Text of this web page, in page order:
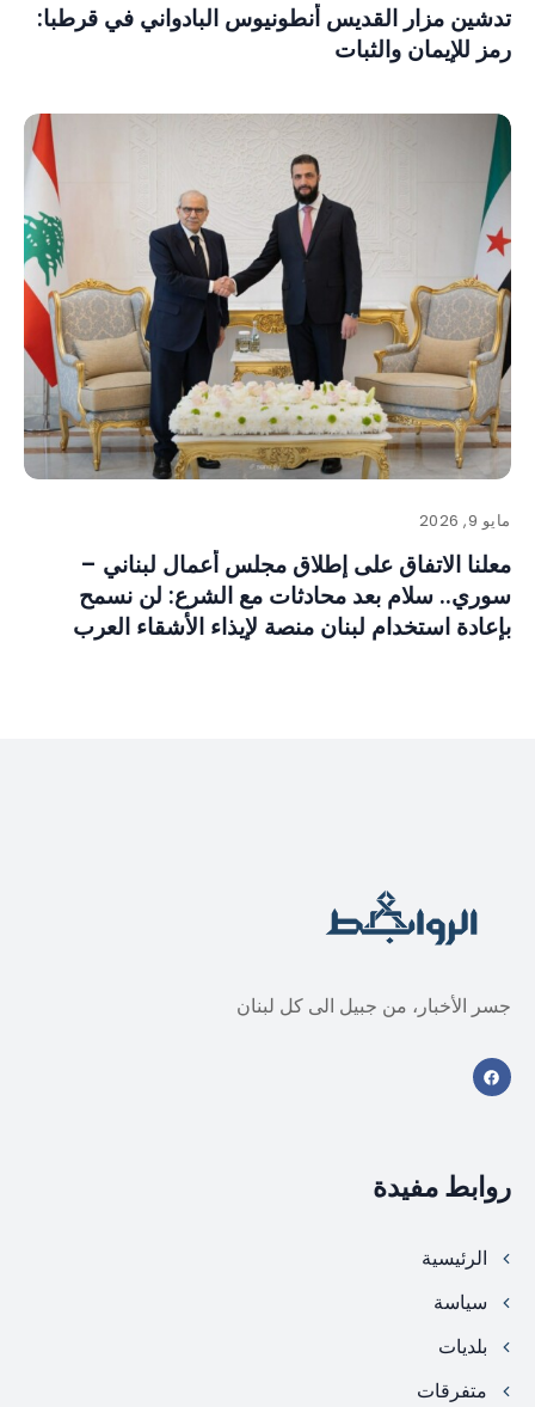
تدشين مزار القديس أنطونيوس البادواني في قرطبا:
رمز للإيمان والثبات
مايو 9, 2026
معلنا الاتفاق على إطلاق مجلس أعمال لبناني –
سوري.. سلام بعد محادثات مع الشرع: لن نسمح
بإعادة استخدام لبنان منصة لإيذاء الأشقاء العرب
جسر الأخبار، من جبيل الى كل لبنان
روابط مفيدة
الرئيسية
سياسة
بلديات
متفرقات